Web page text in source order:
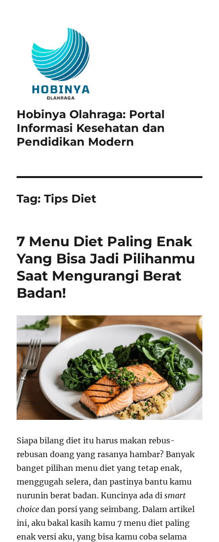
Hobinya Olahraga: Portal
Informasi Kesehatan dan
Pendidikan Modern
Tag:Tips Diet
7 Menu Diet Paling Enak
Yang Bisa Jadi Pilihanmu
Saat Mengurangi Berat
Badan!
Siapa bilang diet itu harus makan rebus-
rebusan doang yang rasanya hambar? Banyak
banget pilihan menu diet yang tetap enak,
menggugah selera, dan pastinya bantu kamu
nurunin berat badan. Kuncinya ada dismart
choice dan porsi yang seimbang. Dalam artikel
ini, aku bakal kasih kamu 7 menu diet paling
enak versi aku, yang bisa kamu coba selama